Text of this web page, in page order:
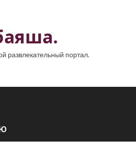
развлекательный портал.